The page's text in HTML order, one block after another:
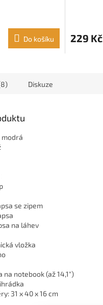
Do košíku 229 Kč
Diskuze
modrá
se zipem
na láhev
vložka
na notebook (až 14,1")
31 x 40 x 16 cm